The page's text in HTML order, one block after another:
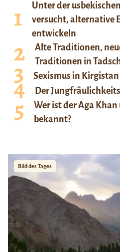
Unter der
versucht, alternative
entwickeln
Alte Traditionen,
Traditionen in
Sexismus in Kirgistan
Der
Wer ist der Aga
bekannt?
Bild des Tages